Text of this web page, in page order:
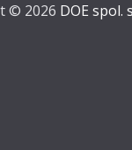
© 2026 DOE spol.